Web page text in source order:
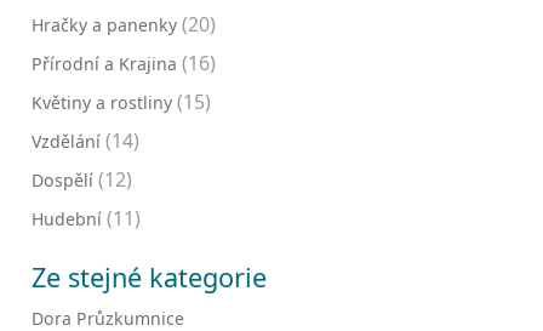
Hračky a panenky (20)
Přírodní a Krajina (16)
Květiny a rostliny (15)
Vzdělání (14)
Dospělí (12)
Hudební (11)
Ze stejné kategorie
Dora Průzkumnice